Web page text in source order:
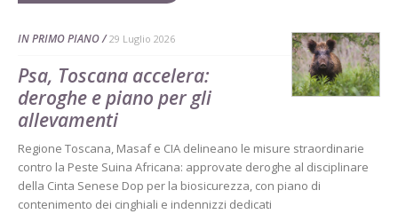
IN PRIMO PIANO 29 Luglio 2026
Psa, Toscana accelera:
deroghe e piano per gli
allevamenti
Regione Toscana, Masaf e CIA delineano le misure straordinarie
contro la Peste Suina Africana: approvate deroghe al disciplinare
della Cinta Senese Dop per la biosicurezza, con piano di
contenimento dei cinghiali e indennizzi dedicati